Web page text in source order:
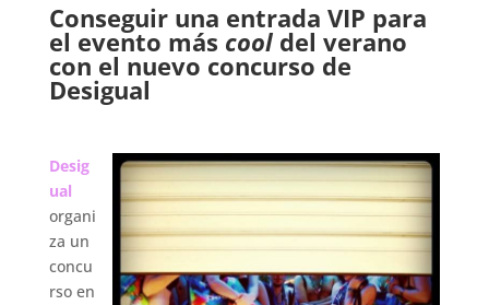
Conseguir una entrada VIP para
el evento más cooldel verano
con el nuevo concurso de
Desigual
Desig
ual
organi
za un
concu
rso en